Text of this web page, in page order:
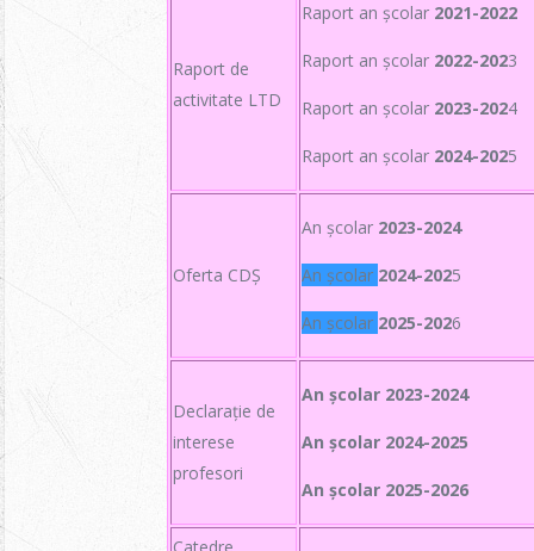
Raport de
activitate LTD
Raport an școlar 2021-2022
Raport an școlar 2022-2023
Raport an școlar 2023-2024
Raport an școlar 2024-2025
Oferta CDȘ
An școlar 2023-2024
An școlar 2024-2025
An școlar 2025-2026
Declarație de
interese
profesori
An școlar 2023-2024
An școlar 2024-2025
An școlar 2025-2026